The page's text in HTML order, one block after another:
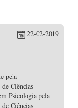
22-02-2019
pela
de Ciências
Psicologia pela
de Ciências